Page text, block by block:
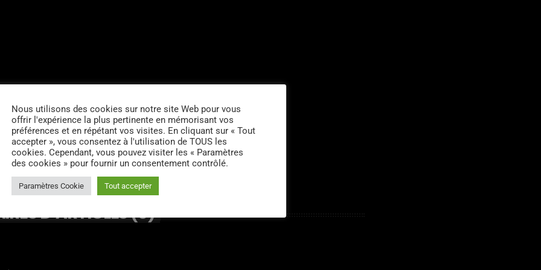
D’ARTICLES (0)
Nous utilisons des cookies sur notre site Web pour vous
offrir l'expérience la plus pertinente en mémorisant vos
préférences et en répétant vos visites. En cliquant sur « Tout
accepter », vous consentez à l'utilisation de TOUS les
cookies. Cependant, vous pouvez visiter les « Paramètres
des cookies » pour fournir un consentement contrôlé.
Paramètres Cookie Tout accepter